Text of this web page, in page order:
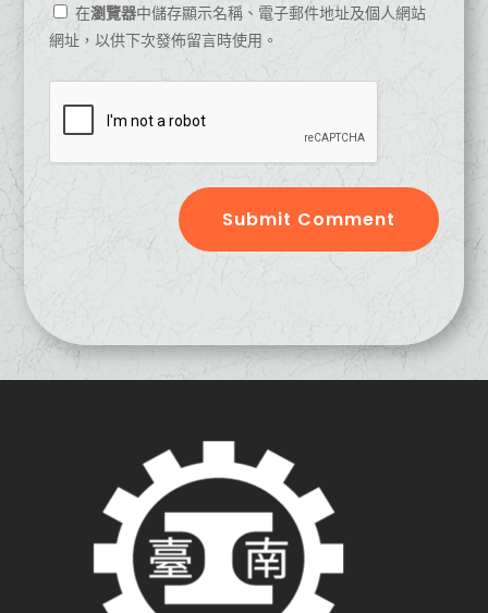
在瀏覽器中儲存顯示名稱、電子郵件地址及個人網站
網址，以供下次發佈留言時使用。
Submit Comment